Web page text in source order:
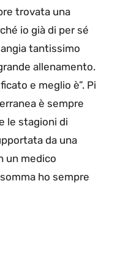
trovata una
io già di per sé
tantissimo
allenamento.
e meglio è”. Pi
è sempre
le stagioni di
da una
un medico
ho sempre